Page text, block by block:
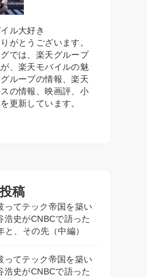
ル大好き
がとうございます。
では、楽天グループ
、楽天モバイルの魅
ループの情報、楽天
の情報、映画評、小
更新しています。
稿
ってテック帝国を築い
浩史がCNBCで語った
と、その先（中編）
ってテック帝国を築い
浩史がCNBCで語った